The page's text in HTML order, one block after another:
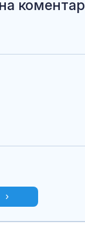
коментар